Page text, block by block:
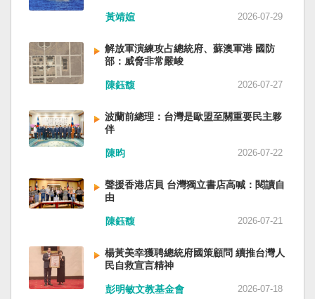
黃靖媗 2026-07-29
解放軍演練攻占總統府、蘇澳軍港 國防
部：威脅非常嚴峻
陳鈺馥 2026-07-27
波蘭前總理：台灣是歐盟至關重要民主夥
伴
陳昀 2026-07-22
聲援香港店員 台灣獨立書店高喊：閱讀自
由
陳鈺馥 2026-07-21
楊黃美幸獲聘總統府國策顧問 續推台灣人
民自救宣言精神
彭明敏文教基金會 2026-07-18